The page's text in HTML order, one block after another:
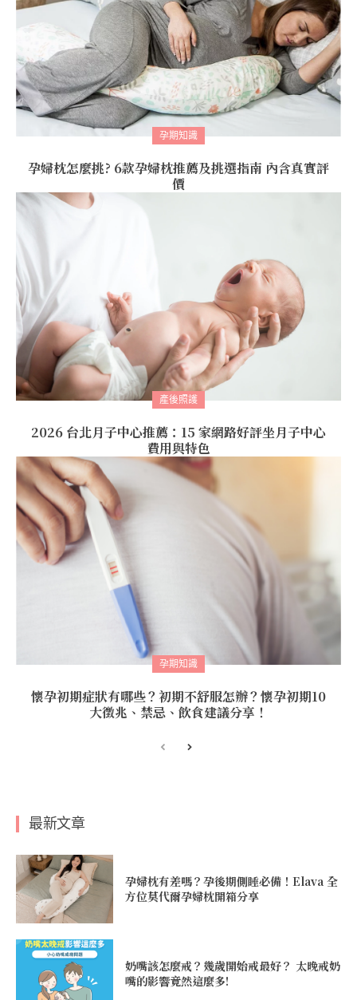
孕期知識
孕婦枕怎麼挑? 6款孕婦枕推薦及挑選指南 內含真實評
價
產後照護
2026 台北月子中心推薦：15 家網路好評坐月子中心
費用與特色
孕期知識
懷孕初期症狀有哪些？初期不舒服怎辦？懷孕初期10
大徵兆、禁忌、飲食建議分享！
最新文章
孕婦枕有差嗎？孕後期側睡必備！Elava 全
方位莫代爾孕婦枕開箱分享
奶嘴該怎麼戒？幾歲開始戒最好？ 太晚戒奶
嘴的影響竟然這麼多!